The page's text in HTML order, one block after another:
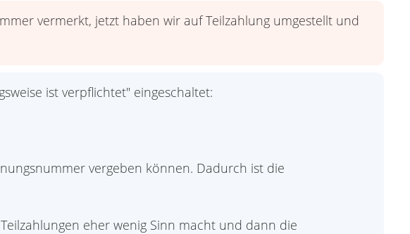
vermerkt, jetzt haben wir auf Teilzahlung umgestellt und
ist verpflichtet" eingeschaltet:
vergeben können. Dadurch ist die
eher wenig Sinn macht und dann die